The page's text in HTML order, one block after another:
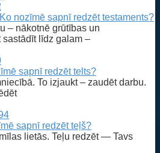
nozīmē sapnī redzēt testaments?
– nākotnē grūtības un
līdz galam –
sapnī redzēt telts?
To izjaukt – zaudēt darbu.
sapnī redzēt teļš?
lietās. Teļu redzēt — Tavs